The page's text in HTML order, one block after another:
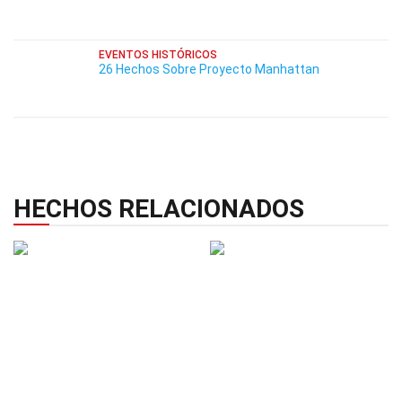
EVENTOS HISTÓRICOS
26 Hechos Sobre Proyecto Manhattan
HECHOS RELACIONADOS